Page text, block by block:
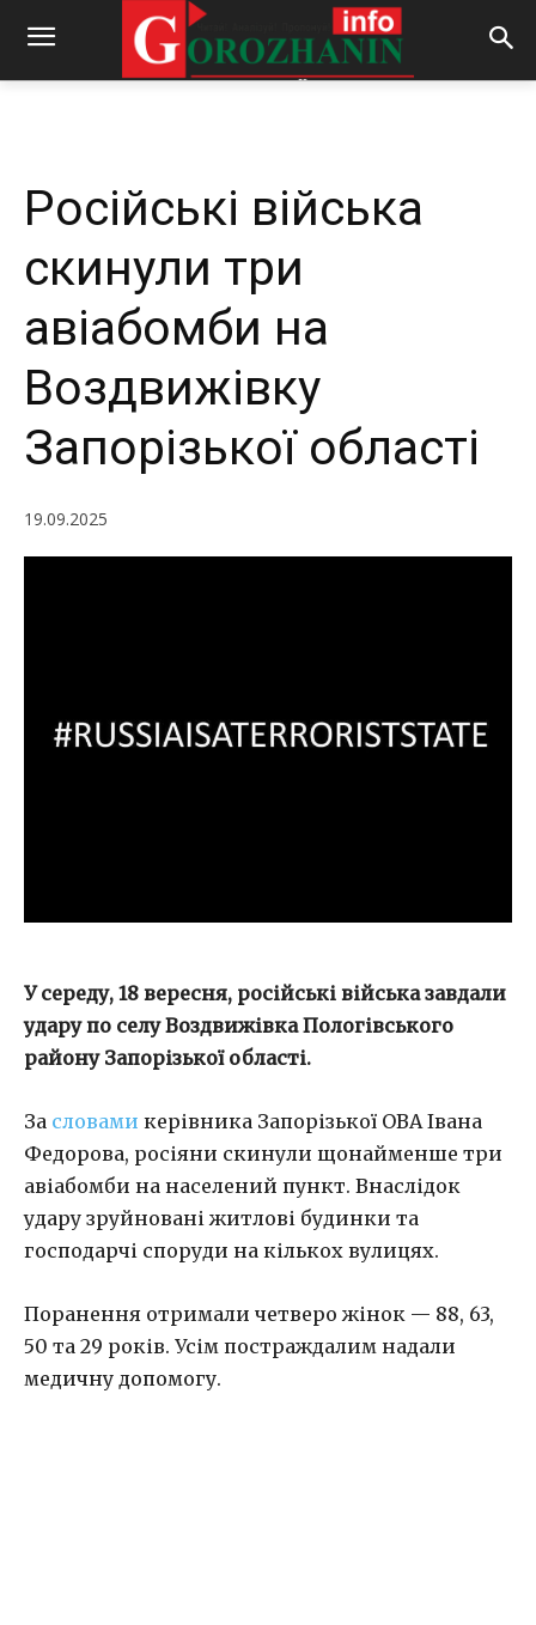
By REDACTOR - 19.09.2025 188
Російські війська
скинули три
авіабомби на
Воздвижівку
Запорізької області
19.09.2025
У середу, 18 вересня, російські війська завдали
удару по селу Воздвижівка Пологівського
району Запорізької області.
За словами керівника Запорізької ОВА Івана
Федорова, росіяни скинули щонайменше три
авіабомби на населений пункт. Внаслідок
удару зруйновані житлові будинки та
господарчі споруди на кількох вулицях.
Поранення отримали четверо жінок — 88, 63,
50 та 29 років. Усім постраждалим надали
медичну допомогу.